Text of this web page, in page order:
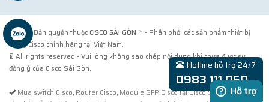
© 2018 Bản quyền thuộcCISCO SÀI GÒN ™ - Phân phối các sản phẩm thiết bị
mạng Cisco chính hãng tại Việt Nam.
® All rights reserved - Vui lòng không sao chép nội dung khi chưa được sự
đồng ý của Cisco Sài Gòn.
Mua switch Cisco, Router Cisco, Module SFP Cisco tại Cisco Sài Gòn. Cách
Hotline hỗ trợ 24/7
0983 111 050